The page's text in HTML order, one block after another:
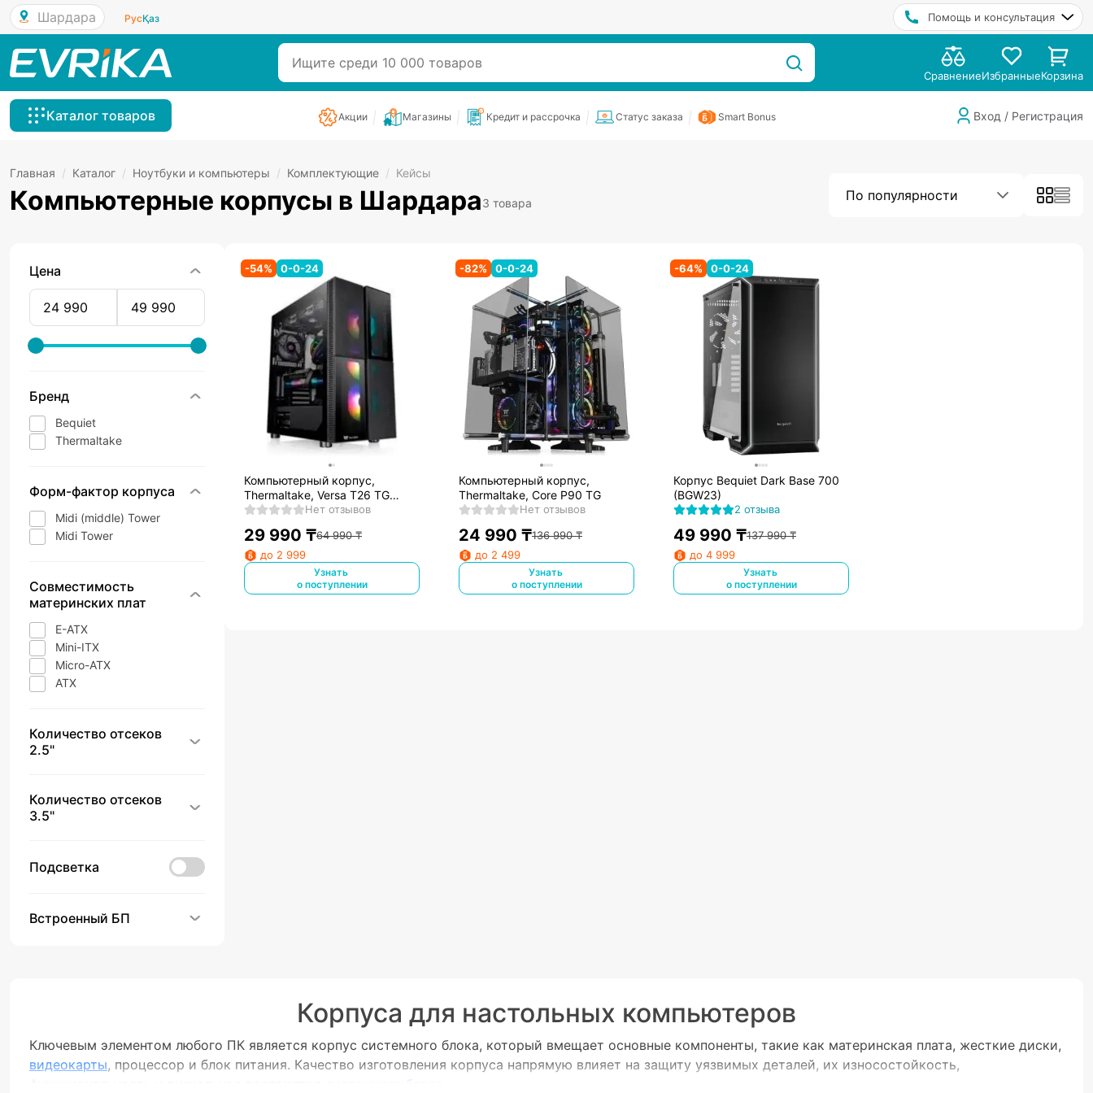
Шардара РусҚаз Помощь и консультация
СравнениеИзбранныеКорзина
Каталог товаров Акции Магазины Кредит и рассрочка Статус заказа Smart Bonus Вход / Регистрация
Главная / Каталог / Ноутбуки и компьютеры / Комплектующие / Кейсы
Компьютерные корпусы в Шардара3 товара По популярности
Цена
Бренд
Bequiet
Thermaltake
Форм-фактор корпуса
Midi (middle) Tower
Midi Tower
Совместимость
материнских плат
E-ATX
Mini-ITX
Micro-ATX
ATX
Количество отсеков
2.5"
Количество отсеков
3.5"
Подсветка
Встроенный БП
-54% 0-0-24
Компьютерный корпус,
Thermaltake, Versa T26 TG
ARGB
Нет отзывов
29 990 ₸64 990₸
до 2 999
Узнать
о поступлении
-82% 0-0-24
Компьютерный корпус,
Thermaltake, Core P90 TG
Нет отзывов
24 990 ₸136 990₸
до 2 499
Узнать
о поступлении
-64% 0-0-24
Корпус Bequiet Dark Base 700
(BGW23)
2 отзыва
49 990 ₸137 990₸
до 4 999
Узнать
о поступлении
Корпуса для настольных компьютеров
Ключевым элементом любого ПК является корпус системного блока, который вмещает основные компоненты, такие как материнская плата, жесткие диски,
видеокарты, процессор и блок питания. Качество изготовления корпуса напрямую влияет на защиту уязвимых деталей, их износостойкость,
функциональность и визуальное восприятие
системного блока